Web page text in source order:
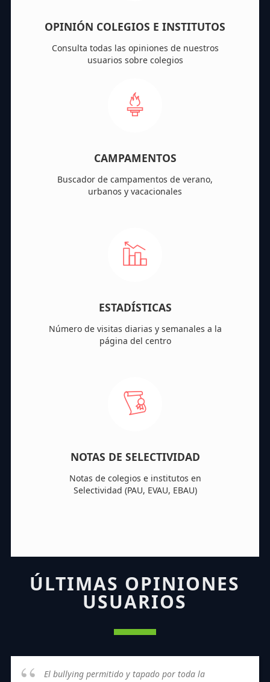
OPINIÓN COLEGIOS E INSTITUTOS
Consulta todas las opiniones de nuestros
usuarios sobre colegios
CAMPAMENTOS
Buscador de campamentos de verano,
urbanos y vacacionales
ESTADÍSTICAS
Número de visitas diarias y semanales a la
página del centro
NOTAS DE SELECTIVIDAD
Notas de colegios e institutos en
Selectividad (PAU, EVAU, EBAU)
ÚLTIMAS OPINIONES
USUARIOS
El bullying permitido y tapado por toda la